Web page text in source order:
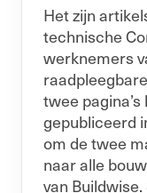
Het zijn
technische
werknemers
twee
gepubliceerd
om de twee
naar alle
van